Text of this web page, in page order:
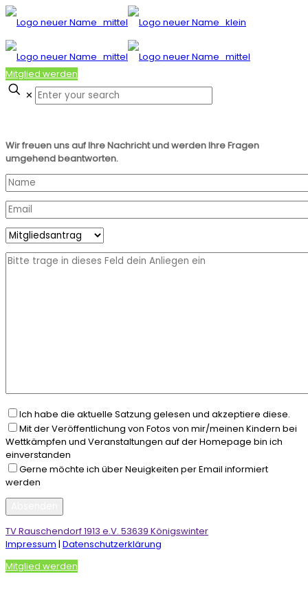
Mitglied werden
✕
Wir freuen uns auf Ihre Nachricht und werden Ihre Fragen
umgehend beantworten.
Ich habe die aktuelle Satzung gelesen und akzeptiere diese.
Mit der Veröffentlichung von Fotos von mir/meinen Kindern bei
Wettkämpfen und Veranstaltungen auf der Homepage bin ich
einverstanden
Gerne möchte ich über Neuigkeiten per Email informiert
werden
TV Rauschendorf 1913 e.V. 53639 Königswinter
Impressum | Datenschutzerklärung
Mitglied werden